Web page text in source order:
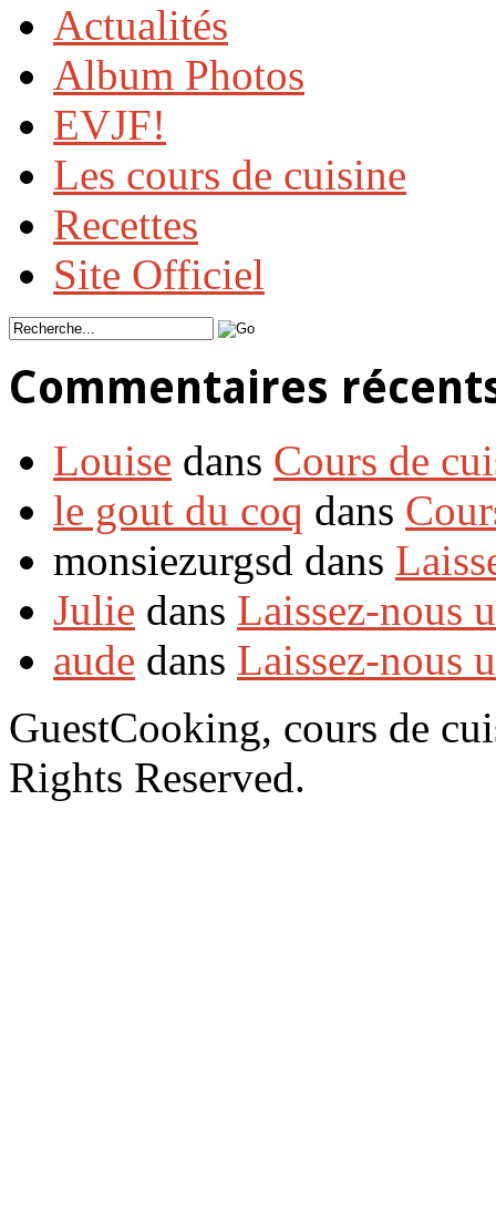
Actualités
Album Photos
EVJF!
Les cours de cuisine
Recettes
Site Officiel
Commentaires
Louise dans Cours de
le gout du coq dans
monsiezurgsd dans
Julie dans Laissez-nous
aude dans Laissez-nous
GuestCooking, cours de
Rights Reserved.